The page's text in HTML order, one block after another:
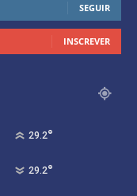
SEGUIR
INSCREVER
29.2°
29.2°